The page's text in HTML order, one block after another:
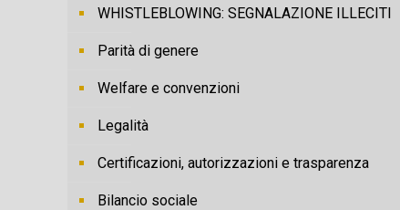
WHISTLEBLOWING: SEGNALAZIONE ILLECITI
Parità di genere
Welfare e convenzioni
Legalità
Certificazioni, autorizzazioni e trasparenza
Bilancio sociale